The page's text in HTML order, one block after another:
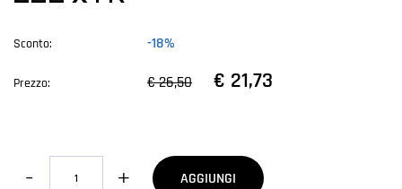
Sconto: -18%
Prezzo: € 26,50 € 21,73
Quantità
AGGIUNGI